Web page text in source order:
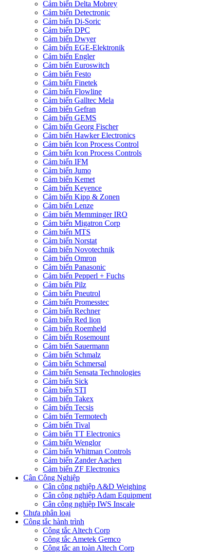
Cảm biến Delta Mobrey
Cảm biến Detectronic
Cảm biến Di-Soric
Cảm biến DPC
Cảm biến Dwyer
Cảm biến EGE-Elektronik
Cảm biến Engler
Cảm biến Euroswitch
Cảm biến Festo
Cảm biến Finetek
Cảm biến Flowline
Cảm biến Galltec Mela
Cảm biến Gefran
Cảm biến GEMS
Cảm biến Georg Fischer
Cảm biến Hawker Electronics
Cảm biến Icon Process Control
Cảm biến Icon Process Controls
Cảm biến IFM
Cảm biến Jumo
Cảm biến Kemet
Cảm biến Keyence
Cảm biến Kipp & Zonen
Cảm biến Lenze
Cảm biến Memminger IRO
Cảm biến Migatron Corp
Cảm biến MTS
Cảm biến Norstat
Cảm biến Novotechnik
Cảm biến Omron
Cảm biến Panasonic
Cảm biến Pepperl + Fuchs
Cảm biến Pilz
Cảm biến Pneutrol
Cảm biến Promesstec
Cảm biến Rechner
Cảm biến Red lion
Cảm biến Roemheld
Cảm biến Rosemount
Cảm biến Sauermann
Cảm biến Schmalz
Cảm biến Schmersal
Cảm biến Sensata Technologies
Cảm biến Sick
Cảm biến STI
Cảm biến Takex
Cảm biến Tecsis
Cảm biến Termotech
Cảm biến Tival
Cảm biến TT Electronics
Cảm biến Wenglor
Cảm biến Whitman Controls
Cảm biến Zander Aachen
Cảm biến ZF Electronics
Cân Công Nghiệp
Cân công nghiệp A&D Weighing
Cân công nghiệp Adam Equipment
Cân công nghiệp IWS Inscale
Chưa phân loại
Công tắc hành trình
Công tắc Altech Corp
Công tắc Ametek Gemco
Công tắc an toàn Altech Corp